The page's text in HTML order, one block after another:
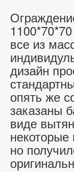
все из
дизайн
опять же
заказаны
виде
но